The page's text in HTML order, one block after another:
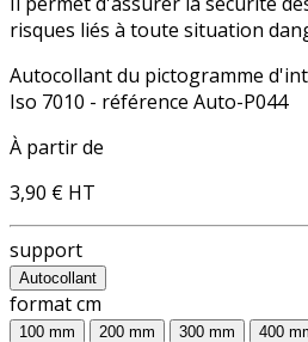
risques liés à toute situation
Autocollant du pictogramme d'
Iso 7010 - référence Auto-P044
À partir de
3,90 € HT
support
Autocollant
format cm
100 mm 200 mm 300 mm 400